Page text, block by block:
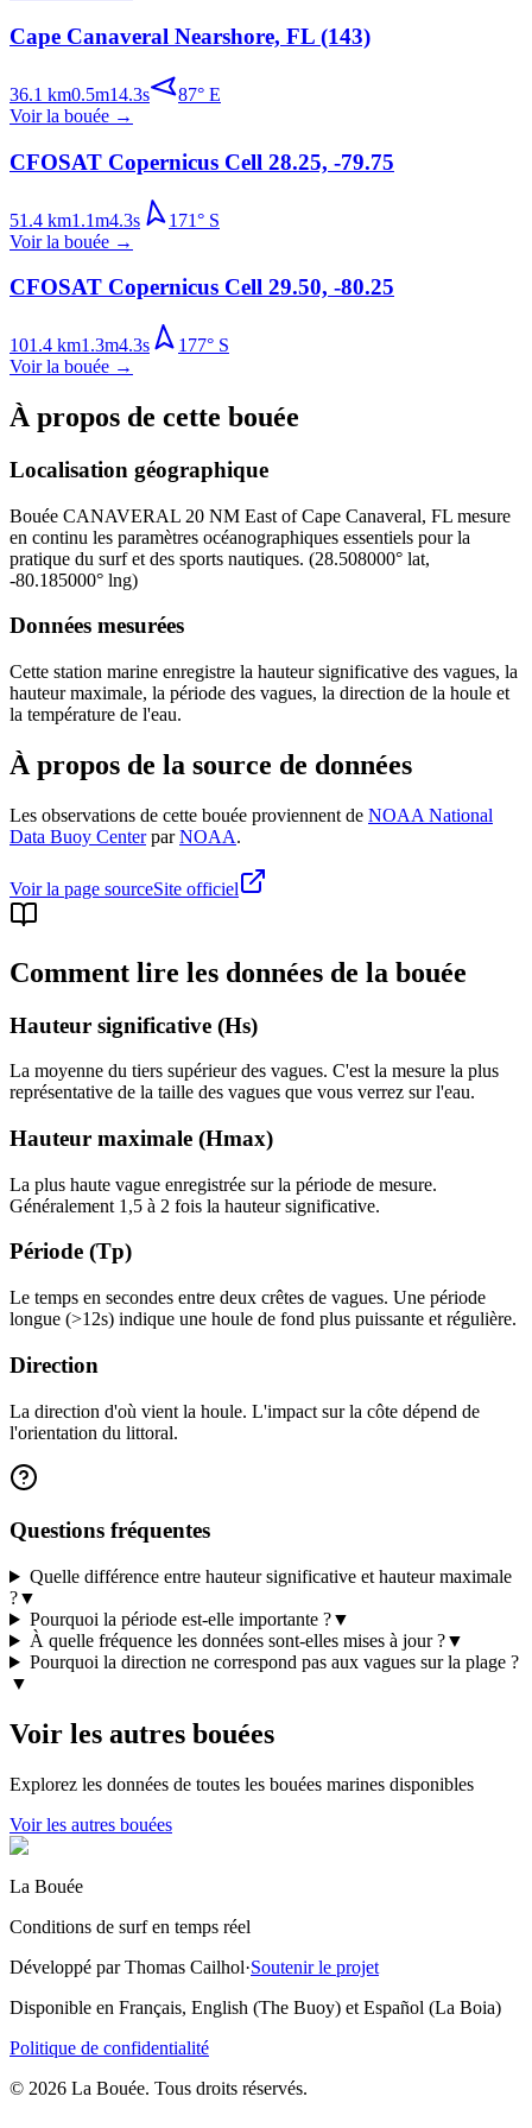
Cape Canaveral Nearshore, FL (143)
36.1 km0.5m14.3s 87° E
Voir la bouée →
CFOSAT Copernicus Cell 28.25, -79.75
51.4 km1.1m4.3s 171° S
Voir la bouée →
CFOSAT Copernicus Cell 29.50, -80.25
101.4 km1.3m4.3s 177° S
Voir la bouée →
À propos de cette bouée
Localisation géographique
Bouée CANAVERAL 20 NM East of Cape Canaveral, FL mesure
en continu les paramètres océanographiques essentiels pour la
pratique du surf et des sports nautiques. (28.508000° lat,
-80.185000° lng)
Données mesurées
Cette station marine enregistre la hauteur significative des vagues, la
hauteur maximale, la période des vagues, la direction de la houle et
la température de l'eau.
À propos de la source de données
Les observations de cette bouée proviennent de NOAA National
Data Buoy Center par NOAA.
Voir la page sourceSite officiel
Comment lire les données de la bouée
Hauteur significative (Hs)
La moyenne du tiers supérieur des vagues. C'est la mesure la plus
représentative de la taille des vagues que vous verrez sur l'eau.
Hauteur maximale (Hmax)
La plus haute vague enregistrée sur la période de mesure.
Généralement 1,5 à 2 fois la hauteur significative.
Période (Tp)
Le temps en secondes entre deux crêtes de vagues. Une période
longue (>12s) indique une houle de fond plus puissante et régulière.
Direction
La direction d'où vient la houle. L'impact sur la côte dépend de
l'orientation du littoral.
Questions fréquentes
Quelle différence entre hauteur significative et hauteur maximale
?▼
Pourquoi la période est-elle importante ?▼
À quelle fréquence les données sont-elles mises à jour ?▼
Pourquoi la direction ne correspond pas aux vagues sur la plage ?
▼
Voir les autres bouées
Explorez les données de toutes les bouées marines disponibles
Voir les autres bouées
La Bouée
Conditions de surf en temps réel
Développé par Thomas Cailhol·Soutenir le projet
Disponible en Français, English (The Buoy) et Español (La Boia)
Politique de confidentialité
© 2026 La Bouée. Tous droits réservés.